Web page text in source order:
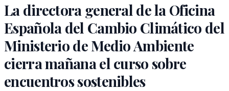
La directora general de la Oficina
Española del Cambio Climático del
Ministerio de Medio Ambiente
cierra mañana el curso sobre
encuentros sostenibles